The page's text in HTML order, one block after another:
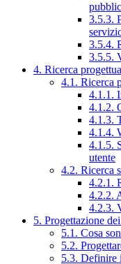
3.5.3.
3.5.4.
3.5.5.
4. Ricerca
4.1. Ricerca
4.1.1.
4.1.2.
4.1.3.
4.1.4.
4.1.5.
utente
4.2. Ricerca
4.2.1.
4.2.2.
4.2.3.
5. Progettazione
5.1. Cosa
5.2.
5.3. Definire